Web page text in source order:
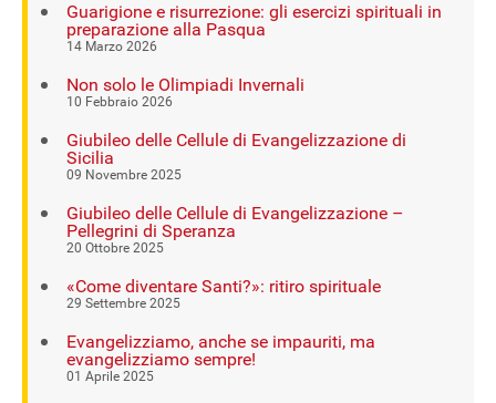
Guarigione e risurrezione: gli esercizi spirituali in
preparazione alla Pasqua
14 Marzo 2026
Non solo le Olimpiadi Invernali
10 Febbraio 2026
Giubileo delle Cellule di Evangelizzazione di
Sicilia
09 Novembre 2025
Giubileo delle Cellule di Evangelizzazione –
Pellegrini di Speranza
20 Ottobre 2025
«Come diventare Santi?»: ritiro spirituale
29 Settembre 2025
Evangelizziamo, anche se impauriti, ma
evangelizziamo sempre!
01 Aprile 2025